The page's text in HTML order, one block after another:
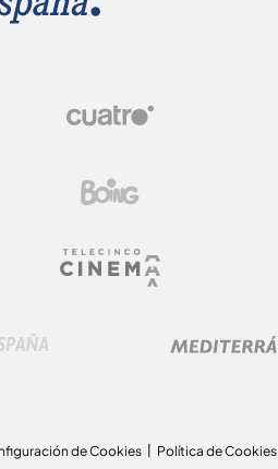
de Cookies Política de Cookies